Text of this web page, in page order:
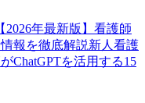
年最新版】 看護師
報を徹底解説新人看護
ChatGPTを活用する15